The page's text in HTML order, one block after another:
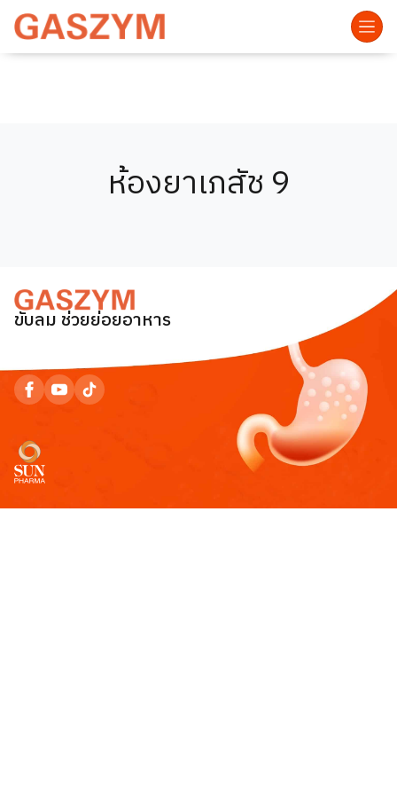
ห้องยาเภสัช 9
ขับลม ช่วยย่อยอาหาร